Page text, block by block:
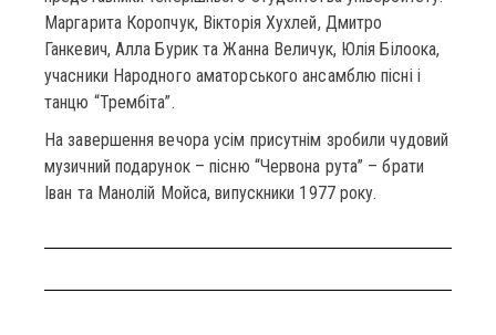
Маргарита Коропчук, Вікторія Хухлей, Дмитро
Ганкевич, Алла Бурик та Жанна Величук, Юлія Білоока,
учасники Народного аматорського ансамблю пісні і
танцю “Трембіта”.
На завершення вечора усім присутнім зробили чудовий
музичний подарунок – пісню “Червона рута” – брати
Іван та Манолій Мойса, випускники 1977 року.